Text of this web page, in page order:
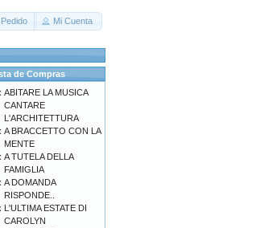
Mi Cuenta
de Compras
ABITARE LA MUSICA
CANTARE
L'ARCHITETTURA
A BRACCETTO CON LA
MENTE
A TUTELA DELLA
FAMIGLIA
A DOMANDA
RISPONDE..
L'ULTIMA ESTATE DI
CAROLYN